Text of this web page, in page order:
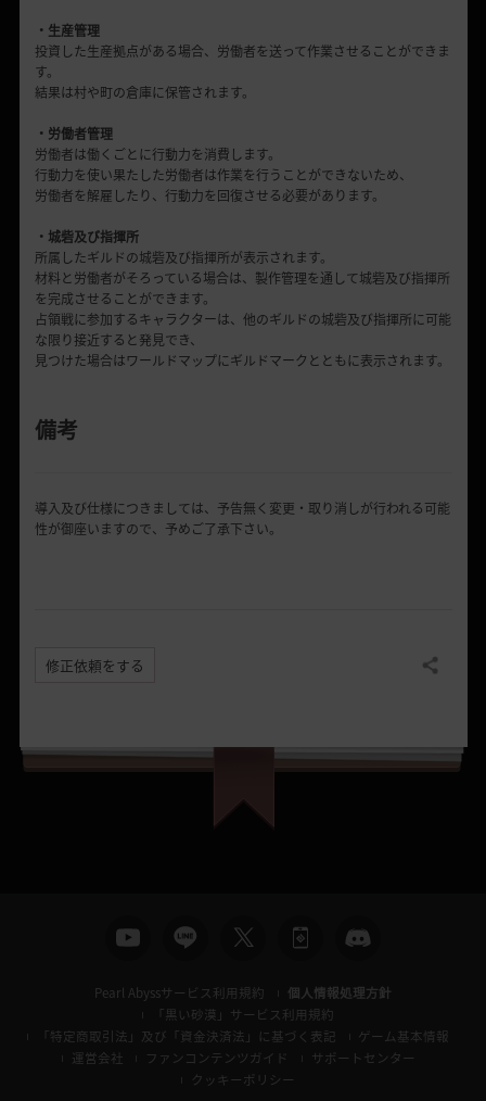
・生産管理
投資した生産拠点がある場合、労働者を送って作業させることができま
す。
結果は村や町の倉庫に保管されます。
・労働者管理
労働者は働くごとに行動力を消費します。
行動力を使い果たした労働者は作業を行うことができないため、
労働者を解雇したり、行動力を回復させる必要があります。
・城砦及び指揮所
所属したギルドの城砦及び指揮所が表示されます。
材料と労働者がそろっている場合は、製作管理を通して城砦及び指揮所
を完成させることができます。
占領戦に参加するキャラクターは、他のギルドの城砦及び指揮所に可能
な限り接近すると発見でき、
見つけた場合はワールドマップにギルドマークとともに表示されます。
備考
導入及び仕様につきましては、予告無く変更・取り消しが行われる可能
性が御座いますので、予めご了承下さい。
修正依頼をする 共有する
Pearl Abyssサービス利用規約
個人情報処理方針
「黒い砂漠」サービス利用規約
「特定商取引法」及び「資金決済法」に基づく表記
ゲーム基本情報
運営会社
ファンコンテンツガイド
サポートセンター
クッキーポリシー